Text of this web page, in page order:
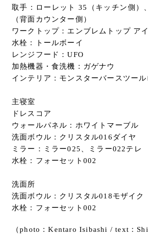
取手：ローレット 35（キッチン側）
（背面カウンター側）
ワークトップ：エンブレムトップ ア
水栓：トールボーイ
レンジフード：UFO
加熱機器・食洗機：ガゲナウ
インテリア：モンスターバースツール
主寝室
ドレスコア
ウォールパネル：ホワイトマーブル
洗面ボウル：クリスタル016ダイヤ
ミラー：ミラー025、ミラー022テレ
水栓：フォーセット002
洗面所
洗面ボウル：クリスタル018モザイク
水栓：フォーセット002
（photo：Kentaro Isibashi / text：